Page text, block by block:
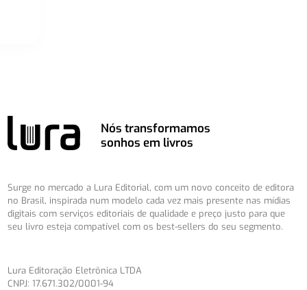
Nós transformamos
sonhos em livros
Surge no mercado a Lura Editorial, com um novo conceito de editora
no Brasil, inspirada num modelo cada vez mais presente nas mídias
digitais com serviços editoriais de qualidade e preço justo para que
seu livro esteja compatível com os best-sellers do seu segmento.
Lura Editoração Eletrônica LTDA
CNPJ: 17.671.302/0001-94